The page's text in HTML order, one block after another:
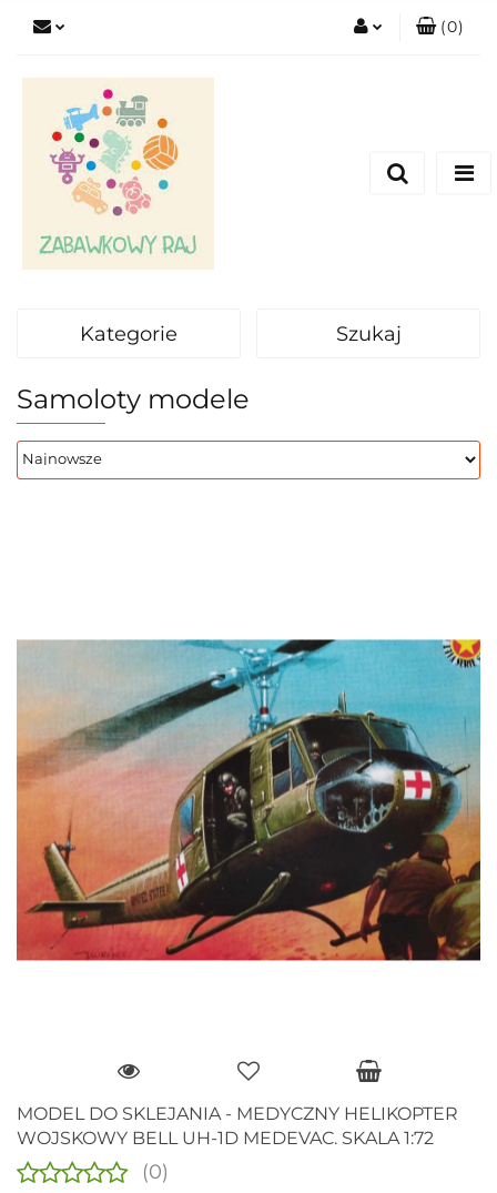
(0)
Kategorie Szukaj
Samoloty modele
MODEL DO SKLEJANIA - MEDYCZNY HELIKOPTER
WOJSKOWY BELL UH-1D MEDEVAC. SKALA 1:72
(0)